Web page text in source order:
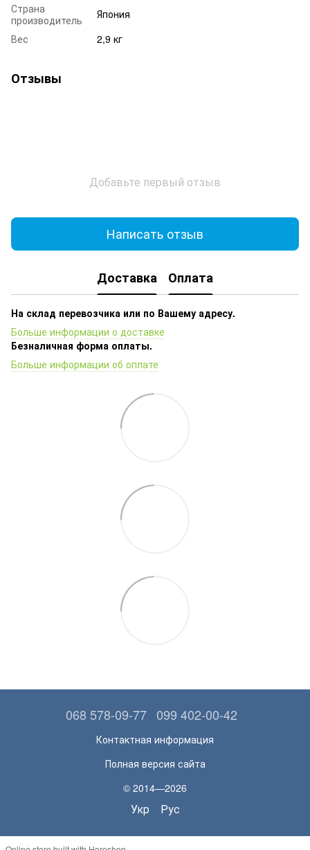
Страна
производитель
Япония
Вес
2,9 кг
Отзывы
Добавьте первый отзыв
Написать отзыв
Доставка Оплата
На склад перевозчика или по Вашему адресу.
Больше информации о доставке
Безналичная форма оплаты.
Больше информации об оплате
068 578-09-77 099 402-00-42
Контактная информация
Полная версия сайта
© 2014—2026
Укр Рус